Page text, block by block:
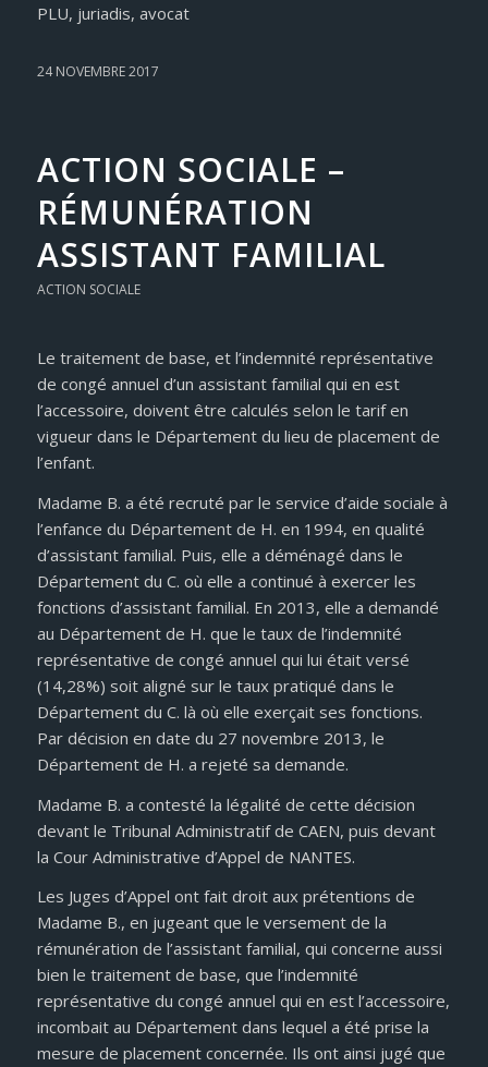
PLU, juriadis, avocat
24 NOVEMBRE 2017
ACTION SOCIALE –
RÉMUNÉRATION
ASSISTANT FAMILIAL
ACTION SOCIALE
Le traitement de base, et l’indemnité représentative
de congé annuel d’un assistant familial qui en est
l’accessoire, doivent être calculés selon le tarif en
vigueur dans le Département du lieu de placement de
l’enfant.
Madame B. a été recruté par le service d’aide sociale à
l’enfance du Département de H. en 1994, en qualité
d’assistant familial. Puis, elle a déménagé dans le
Département du C. où elle a continué à exercer les
fonctions d’assistant familial. En 2013, elle a demandé
au Département de H. que le taux de l’indemnité
représentative de congé annuel qui lui était versé
(14,28%) soit aligné sur le taux pratiqué dans le
Département du C. là où elle exerçait ses fonctions.
Par décision en date du 27 novembre 2013, le
Département de H. a rejeté sa demande.
Madame B. a contesté la légalité de cette décision
devant le Tribunal Administratif de CAEN, puis devant
la Cour Administrative d’Appel de NANTES.
Les Juges d’Appel ont fait droit aux prétentions de
Madame B., en jugeant que le versement de la
rémunération de l’assistant familial, qui concerne aussi
bien le traitement de base, que l’indemnité
représentative du congé annuel qui en est l’accessoire,
incombait au Département dans lequel a été prise la
mesure de placement concernée. Ils ont ainsi jugé que